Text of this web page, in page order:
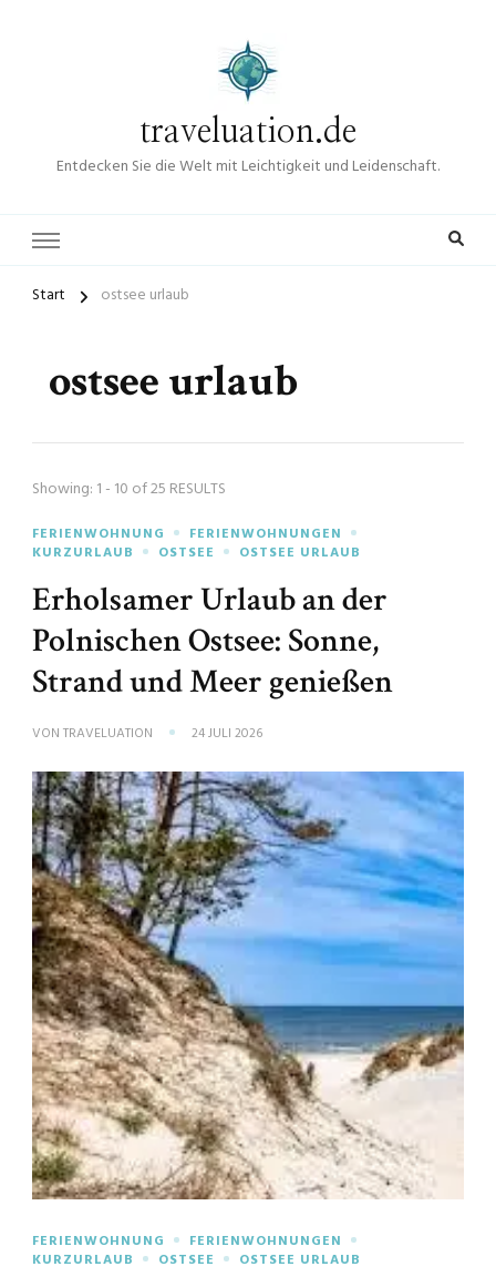
traveluation.de
Entdecken Sie die Welt mit Leichtigkeit und Leidenschaft.
Start ostsee urlaub
ostsee urlaub
Showing: 1 - 10 of 25 RESULTS
FERIENWOHNUNG
FERIENWOHNUNGEN
KURZURLAUB
OSTSEE OSTSEE URLAUB
Erholsamer Urlaub an der
Polnischen Ostsee: Sonne,
Strand und Meer genießen
VON TRAVELUATION 24 JULI 2026
FERIENWOHNUNG
FERIENWOHNUNGEN
KURZURLAUB
OSTSEE OSTSEE URLAUB